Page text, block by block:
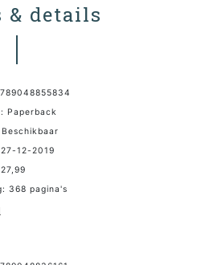
& details
Paperback
12-2019
368 pagina's